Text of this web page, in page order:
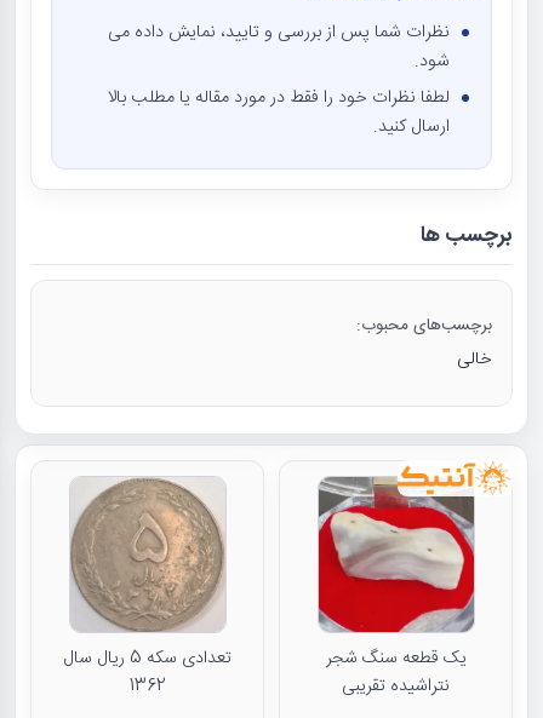
نظرات شما پس از بررسی و تایید، نمایش داده می
شود.
لطفا نظرات خود را فقط در مورد مقاله یا مطلب بالا
ارسال کنید.
برچسب ها
برچسب‌های محبوب:
خالی
یک قطعه سنگ شجر
نتراشیده تقریبی
تعدادی سکه 5 ریال سال
1362